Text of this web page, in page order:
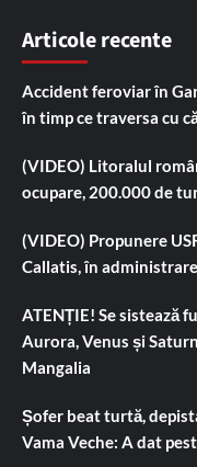
Articole recente
Accident feroviar în
în timp ce traversa cu
(VIDEO) Litoralul
ocupare, 200.000 de
(VIDEO) Propunere
Callatis, în
ATENȚIE! Se sistează
Aurora, Venus și
Mangalia
Șofer beat turtă,
Vama Veche: A dat